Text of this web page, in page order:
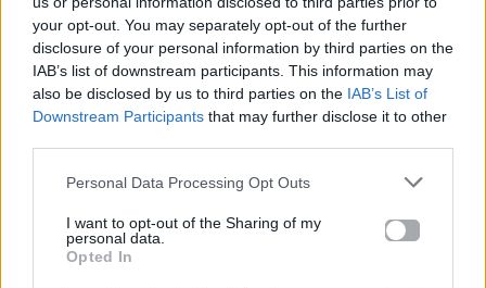
your opt-out. You may separately opt-out of the further
disclosure of your personal information by third parties on the
IAB’s list of downstream participants. This information may
also be disclosed by us to third parties on the IAB’s List of
Downstream Participants that may further disclose it to other
Personal Data Processing Opt Outs
I want to opt-out of the Sharing of my
personal data.
Opted In